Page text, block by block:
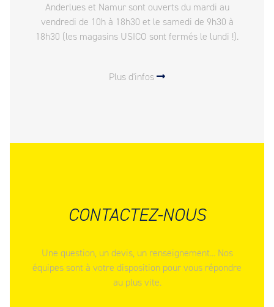
Anderlues et Namur sont ouverts du mardi au
vendredi de 10h à 18h30 et le samedi de 9h30 à
18h30 (les magasins USICO sont fermés le lundi !).
Plus d'infos
CONTACTEZ-NOUS
Une question, un devis, un renseignement... Nos
équipes sont à votre disposition pour vous répondre
au plus vite.